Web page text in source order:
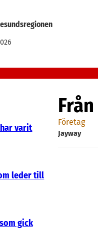
varit
leder till
gick
Från
Företag
Jayway